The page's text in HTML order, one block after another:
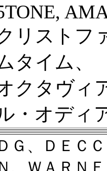
リストフ
タイム、
クタヴィ
・オディ
Ｇ、ＤＥＣ
、ＷＡＲＮＥ